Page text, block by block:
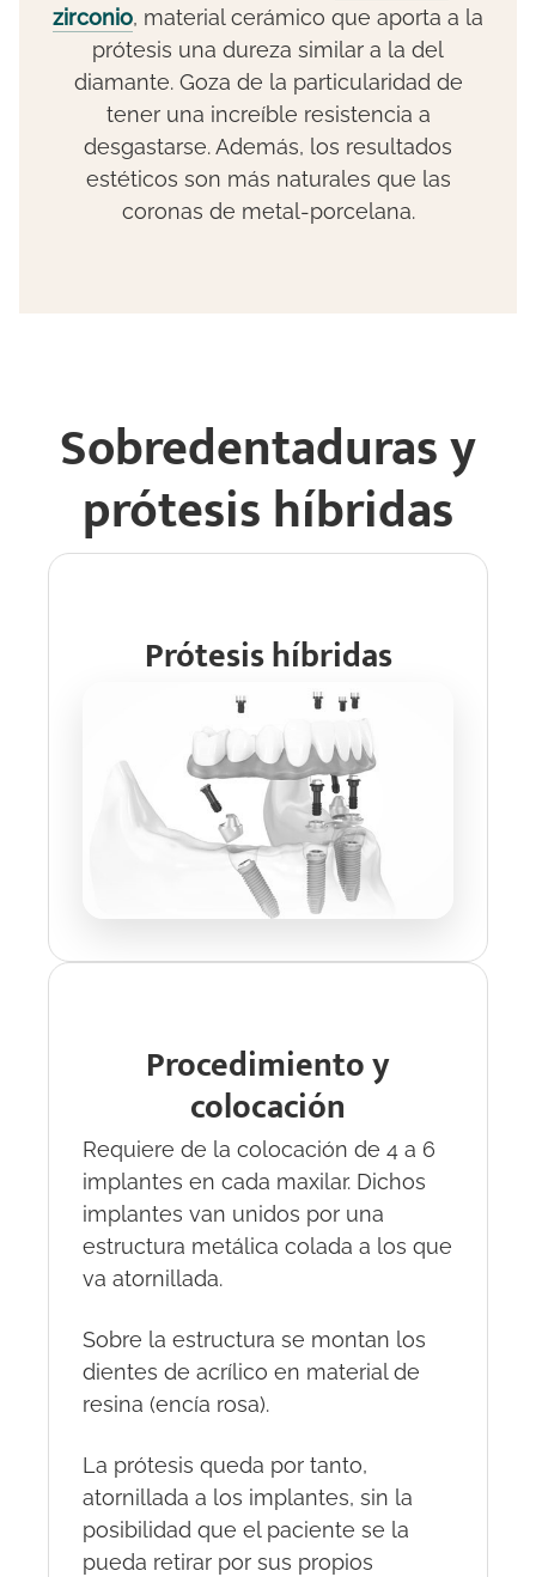
zirconio, material cerámico que aporta a la
prótesis una dureza similar a la del
diamante. Goza de la particularidad de
tener una increíble resistencia a
desgastarse. Además, los resultados
estéticos son más naturales que las
coronas de metal-porcelana.
Sobredentaduras y
prótesis híbridas
Prótesis híbridas
Procedimiento y
colocación
Requiere de la colocación de 4 a 6
implantes en cada maxilar. Dichos
implantes van unidos por una
estructura metálica colada a los que
va atornillada.
Sobre la estructura se montan los
dientes de acrílico en material de
resina (encía rosa).
La prótesis queda por tanto,
atornillada a los implantes, sin la
posibilidad que el paciente se la
pueda retirar por sus propios